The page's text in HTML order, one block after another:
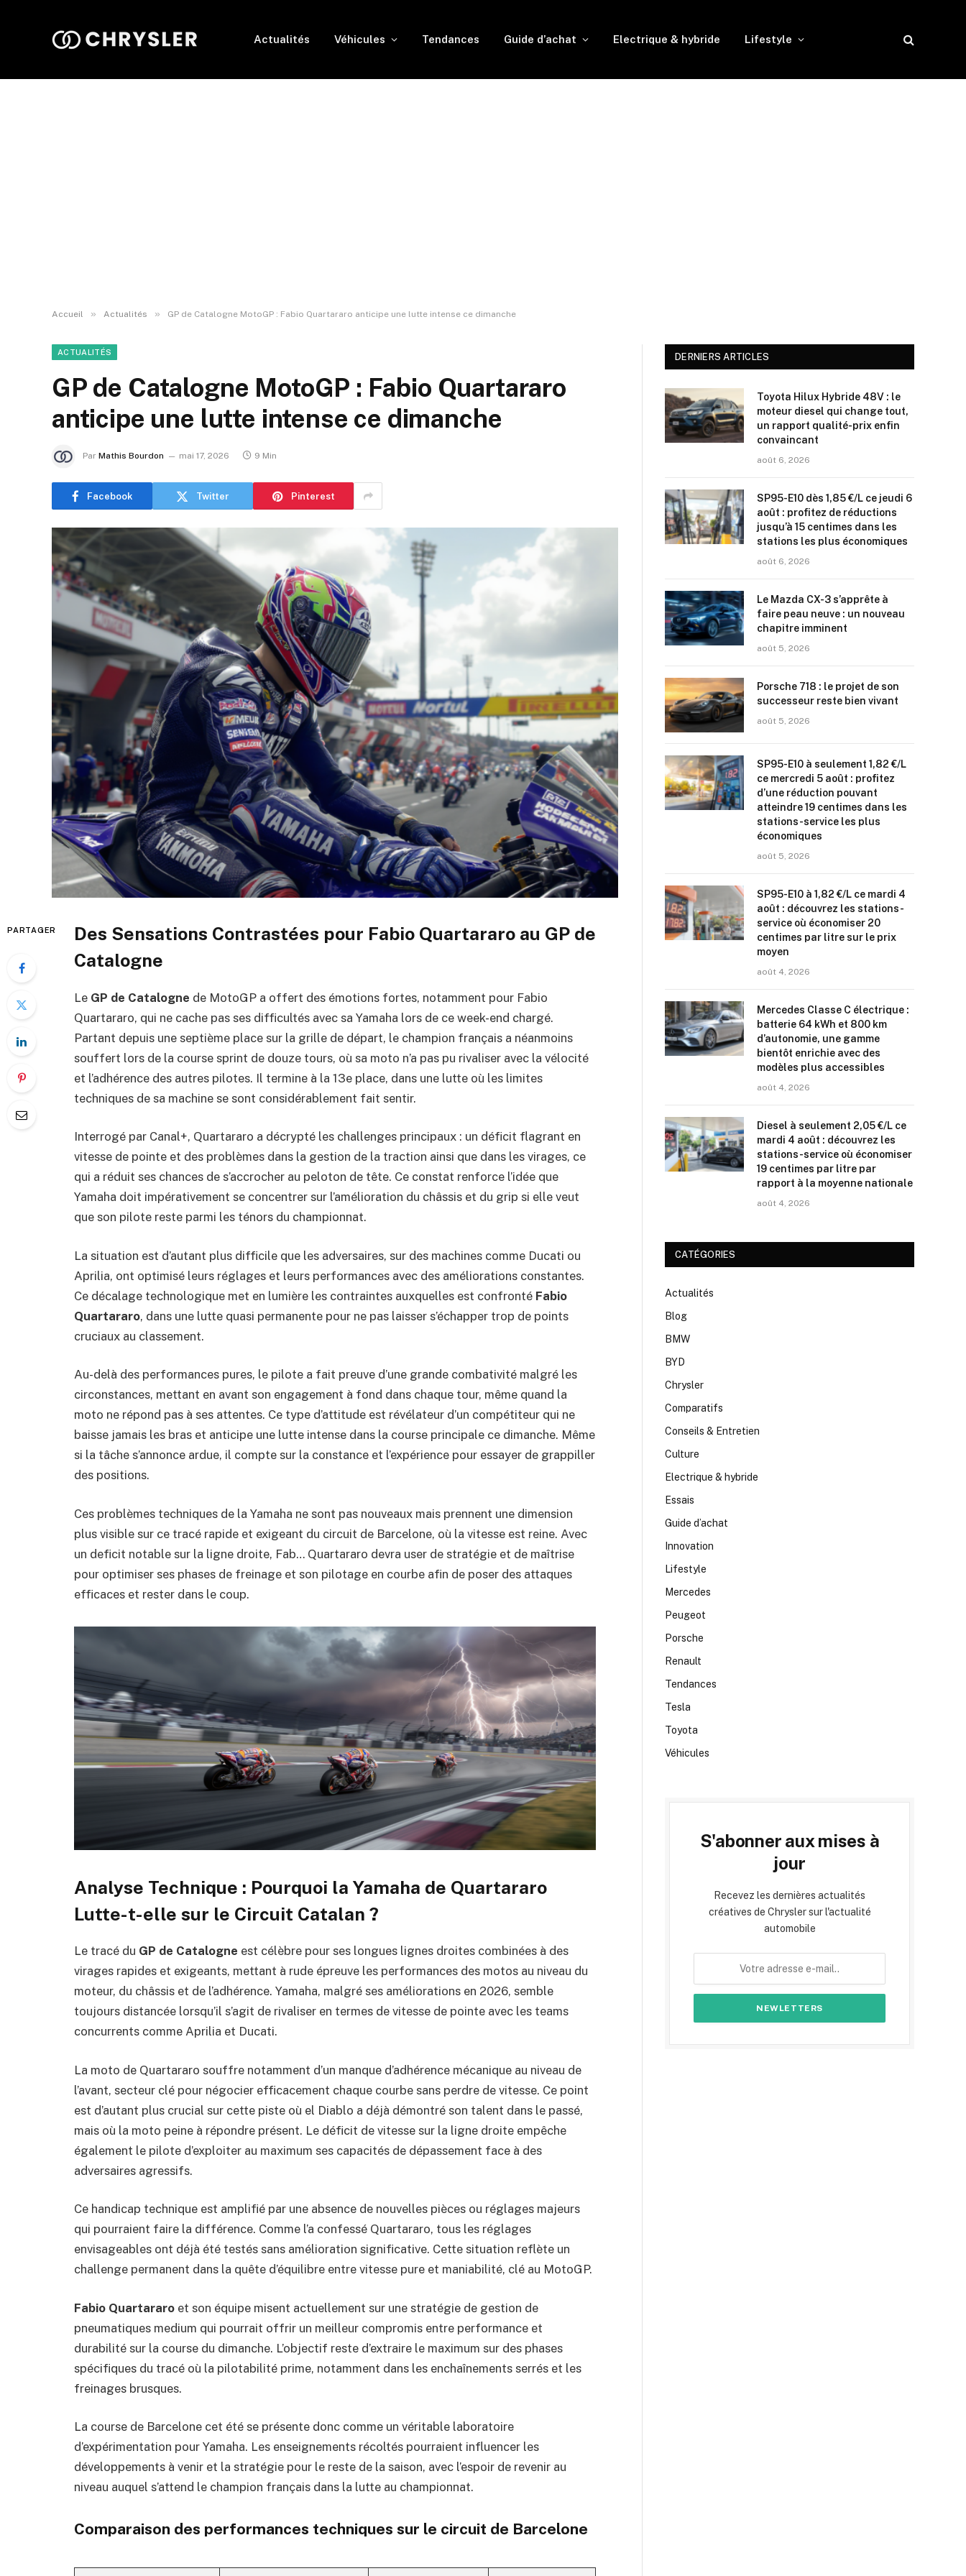
Actualités Véhicules Tendances Guide d’achat Electrique & hybride Lifestyle
Accueil » Actualités » GP de Catalogne MotoGP : Fabio Quartararo anticipe une lutte intense ce dimanche
ACTUALITÉS
GP de Catalogne MotoGP : Fabio Quartararo
anticipe une lutte intense ce dimanche
Par Mathis Bourdon mai 17, 2026 9 Min
Facebook Twitter Pinterest
PARTAGER
Des Sensations Contrastées pour Fabio Quartararo au GP de
Catalogne
Le GP de Catalogne de MotoGP a offert des émotions fortes, notamment pour Fabio
Quartararo, qui ne cache pas ses difficultés avec sa Yamaha lors de ce week-end chargé.
Partant depuis une septième place sur la grille de départ, le champion français a néanmoins
souffert lors de la course sprint de douze tours, où sa moto n’a pas pu rivaliser avec la vélocité
et l’adhérence des autres pilotes. Il termine à la 13e place, dans une lutte où les limites
techniques de sa machine se sont considérablement fait sentir.
Interrogé par Canal+, Quartararo a décrypté les challenges principaux : un déficit flagrant en
vitesse de pointe et des problèmes dans la gestion de la traction ainsi que dans les virages, ce
qui a réduit ses chances de s’accrocher au peloton de tête. Ce constat renforce l’idée que
Yamaha doit impérativement se concentrer sur l’amélioration du châssis et du grip si elle veut
que son pilote reste parmi les ténors du championnat.
La situation est d’autant plus difficile que les adversaires, sur des machines comme Ducati ou
Aprilia, ont optimisé leurs réglages et leurs performances avec des améliorations constantes.
Ce décalage technologique met en lumière les contraintes auxquelles est confronté Fabio
Quartararo, dans une lutte quasi permanente pour ne pas laisser s’échapper trop de points
cruciaux au classement.
Au-delà des performances pures, le pilote a fait preuve d’une grande combativité malgré les
circonstances, mettant en avant son engagement à fond dans chaque tour, même quand la
moto ne répond pas à ses attentes. Ce type d’attitude est révélateur d’un compétiteur qui ne
baisse jamais les bras et anticipe une lutte intense dans la course principale ce dimanche. Même
si la tâche s’annonce ardue, il compte sur la constance et l’expérience pour essayer de grappiller
des positions.
Ces problèmes techniques de la Yamaha ne sont pas nouveaux mais prennent une dimension
plus visible sur ce tracé rapide et exigeant du circuit de Barcelone, où la vitesse est reine. Avec
un deficit notable sur la ligne droite, Fab… Quartararo devra user de stratégie et de maîtrise
pour optimiser ses phases de freinage et son pilotage en courbe afin de poser des attaques
efficaces et rester dans le coup.
Analyse Technique : Pourquoi la Yamaha de Quartararo
Lutte-t-elle sur le Circuit Catalan ?
Le tracé du GP de Catalogne est célèbre pour ses longues lignes droites combinées à des
virages rapides et exigeants, mettant à rude épreuve les performances des motos au niveau du
moteur, du châssis et de l’adhérence. Yamaha, malgré ses améliorations en 2026, semble
toujours distancée lorsqu’il s’agit de rivaliser en termes de vitesse de pointe avec les teams
concurrents comme Aprilia et Ducati.
La moto de Quartararo souffre notamment d’un manque d’adhérence mécanique au niveau de
l’avant, secteur clé pour négocier efficacement chaque courbe sans perdre de vitesse. Ce point
est d’autant plus crucial sur cette piste où el Diablo a déjà démontré son talent dans le passé,
mais où la moto peine à répondre présent. Le déficit de vitesse sur la ligne droite empêche
également le pilote d’exploiter au maximum ses capacités de dépassement face à des
adversaires agressifs.
Ce handicap technique est amplifié par une absence de nouvelles pièces ou réglages majeurs
qui pourraient faire la différence. Comme l’a confessé Quartararo, tous les réglages
envisageables ont déjà été testés sans amélioration significative. Cette situation reflète un
challenge permanent dans la quête d’équilibre entre vitesse pure et maniabilité, clé au MotoGP.
Fabio Quartararo et son équipe misent actuellement sur une stratégie de gestion de
pneumatiques medium qui pourrait offrir un meilleur compromis entre performance et
durabilité sur la course du dimanche. L’objectif reste d’extraire le maximum sur des phases
spécifiques du tracé où la pilotabilité prime, notamment dans les enchaînements serrés et les
freinages brusques.
La course de Barcelone cet été se présente donc comme un véritable laboratoire
d’expérimentation pour Yamaha. Les enseignements récoltés pourraient influencer les
développements à venir et la stratégie pour le reste de la saison, avec l’espoir de revenir au
niveau auquel s’attend le champion français dans la lutte au championnat.
Comparaison des performances techniques sur le circuit de Barcelone
DERNIERS ARTICLES
Toyota Hilux Hybride 48V : le
moteur diesel qui change tout,
un rapport qualité-prix enfin
convaincant
août 6, 2026
SP95-E10 dès 1,85 €/L ce jeudi 6
août : profitez de réductions
jusqu’à 15 centimes dans les
stations les plus économiques
août 6, 2026
Le Mazda CX-3 s’apprête à
faire peau neuve : un nouveau
chapitre imminent
août 5, 2026
Porsche 718 : le projet de son
successeur reste bien vivant
août 5, 2026
SP95-E10 à seulement 1,82 €/L
ce mercredi 5 août : profitez
d’une réduction pouvant
atteindre 19 centimes dans les
stations-service les plus
économiques
août 5, 2026
SP95-E10 à 1,82 €/L ce mardi 4
août : découvrez les stations-
service où économiser 20
centimes par litre sur le prix
moyen
août 4, 2026
Mercedes Classe C électrique :
batterie 64 kWh et 800 km
d’autonomie, une gamme
bientôt enrichie avec des
modèles plus accessibles
août 4, 2026
Diesel à seulement 2,05 €/L ce
mardi 4 août : découvrez les
stations-service où économiser
19 centimes par litre par
rapport à la moyenne nationale
août 4, 2026
CATÉGORIES
Actualités
Blog
BMW
BYD
Chrysler
Comparatifs
Conseils & Entretien
Culture
Electrique & hybride
Essais
Guide d’achat
Innovation
Lifestyle
Mercedes
Peugeot
Porsche
Renault
Tendances
Tesla
Toyota
Véhicules
S'abonner aux mises à
jour
Recevez les dernières actualités
créatives de Chrysler sur l'actualité
automobile